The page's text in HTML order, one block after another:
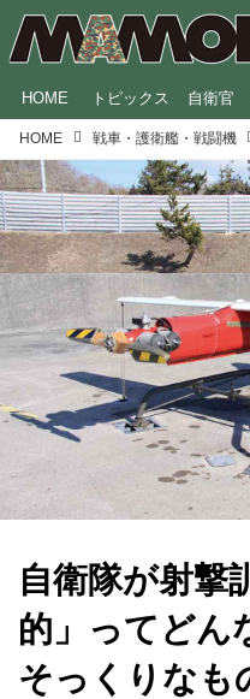
HOME トピックス 自衛官
HOME 戦車・護衛艦・戦闘機
自衛隊が射撃
的」ってどん
そっくりなも